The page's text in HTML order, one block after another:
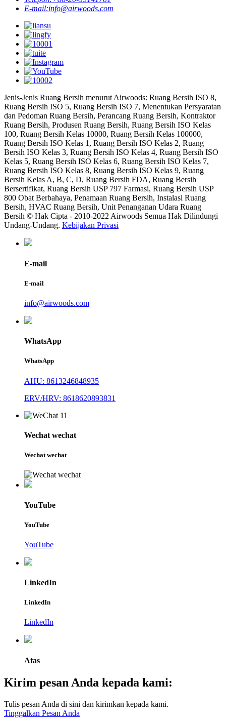
E-mail:info@airwoods.com
Jenis-Jenis Ruang Bersih menurut Airwoods: Ruang Bersih ISO 8,
Ruang Bersih ISO 5, Ruang Bersih ISO 7, Menentukan Persyaratan
dan Pedoman Ruang Bersih, Perancang Ruang Bersih, Kontraktor
Ruang Bersih, Produsen Ruang Bersih, Ruang Bersih ISO Kelas
100, Ruang Bersih Kelas 10000, Ruang Bersih Kelas 100000,
Ruang Bersih ISO Kelas 1, Ruang Bersih ISO Kelas 2, Ruang
Bersih ISO Kelas 3, Ruang Bersih ISO Kelas 4, Ruang Bersih ISO
Kelas 5, Ruang Bersih ISO Kelas 6, Ruang Bersih ISO Kelas 7,
Ruang Bersih ISO Kelas 8, Ruang Bersih ISO Kelas 9, Ruang
Bersih Kelas A, B, C, D, Ruang Bersih FDA, Ruang Bersih
Bersertifikat, Ruang Bersih USP 797 Farmasi, Ruang Bersih USP
800 Obat Berbahaya, Penamaan Ruang Bersih, Instalasi Ruang
Bersih, HVAC Ruang Bersih, Unit Penanganan Udara Ruang
Bersih © Hak Cipta - 2010-2022 Airwoods Semua Hak Dilindungi
Undang-Undang. Kebijakan Privasi
E-mail
E-mail
info@airwoods.com
WhatsApp
WhatsApp
AHU: 8613246848935
ERV/HRV: 8618620893831
Wechat wechat
Wechat wechat
YouTube
YouTube
YouTube
LinkedIn
LinkedIn
LinkedIn
Atas
Kirim pesan Anda kepada kami:
Tulis pesan Anda di sini dan kirimkan kepada kami.
Tinggalkan Pesan Anda